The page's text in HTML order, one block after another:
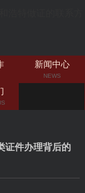
新闻中心
NEWS
证件办理背后的